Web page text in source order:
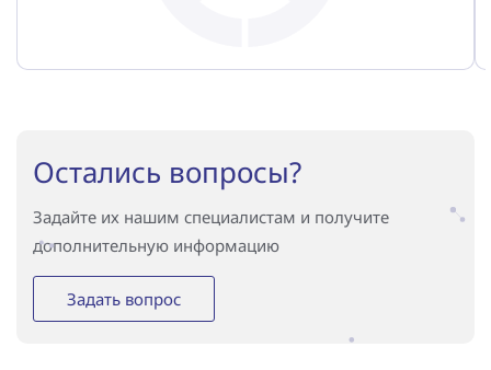
Остались вопросы?
Задайте их нашим специалистам и получите
дополнительную информацию
Задать вопрос